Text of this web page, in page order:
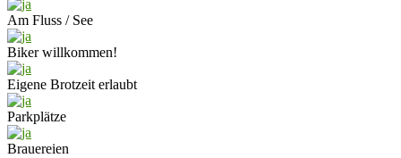
Am Fluss / See
Biker willkommen!
Eigene Brotzeit erlaubt
Parkplätze
Brauereien